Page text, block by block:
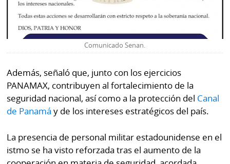
Comunicado Senan.
Además, señaló que, junto con los ejercicios
PANAMAX, contribuyen al fortalecimiento de la
seguridad nacional, así como a la protección del Canal
de Panamá y de los intereses estratégicos del país.
La presencia de personal militar estadounidense en el
istmo se ha visto reforzada tras el aumento de la